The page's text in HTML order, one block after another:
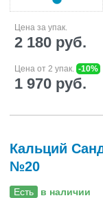
Цена за упак.
2 180 руб.
Цена от 2 упак. -10%
1 970 руб.
Кальций
№20
Есть в наличии